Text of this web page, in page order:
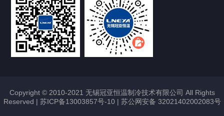
AET系列气体快速温变测试机
AI系列循环风系统
AET高速光模块热流仪
Copyright © 2010-2021 无锡冠亚恒温制冷技术有限公司 All Rights
Reserved | 苏ICP备13003857号-10| 苏公网安备 32021402002083号